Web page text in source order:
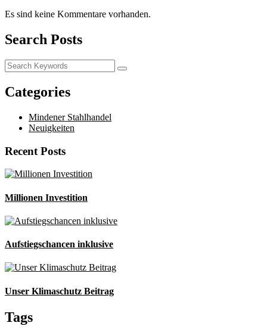
Es sind keine Kommentare vorhanden.
Search Posts
Categories
Mindener Stahlhandel
Neuigkeiten
Recent Posts
Millionen Investition
Aufstiegschancen inklusive
Unser Klimaschutz Beitrag
Tags